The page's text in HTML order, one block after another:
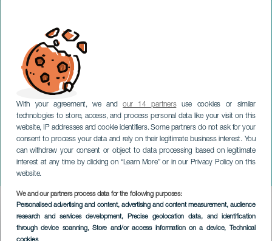
With your agreement, we andour 14 partnersuse cookies or similar
technologies to store, access, and process personal data like your visit on this
website, IP addresses and cookie identifiers. Some partners do not ask for your
consent to process your data and rely on their legitimate business interest. You
can withdraw your consent or object to data processing based on legitimate
interest at any time by clicking on “Learn More” or in our Privacy Policy on this
website.
We and our partners process data for the following purposes:
Personalised advertising and content, advertising and content measurement, audience
research and services development, Precise geolocation data, and identification
through device scanning, Store and/or access information on a device, Technical
Mägo de Oz en concierto
TENERIFE
Imagen
Listado